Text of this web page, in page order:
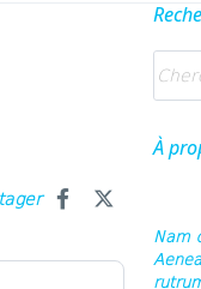
À
Nam